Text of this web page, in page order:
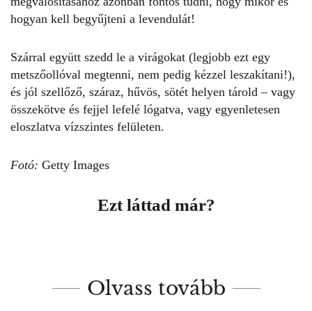
hogyan kell begyűjteni a levendulát!
Szárral együtt szedd le a virágokat (legjobb ezt egy
metszőollóval megtenni, nem pedig kézzel leszakítani!),
és jól szellőző, száraz, hűvös, sötét helyen tárold – vagy
összekötve és fejjel lefelé lógatva, vagy egyenletesen
eloszlatva vízszintes felületen.
Fotó: Getty Images
Ezt láttad már?
Olvass tovább